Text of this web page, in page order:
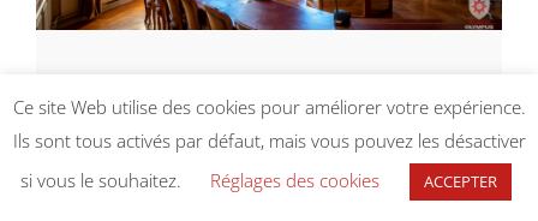
[ ]
Conseil municipal du 27 mars
2025
Ce site Web utilise des cookies pour améliorer votre expérience.
Ils sont tous activés par défaut, mais vous pouvez les désactiver
si vous le souhaitez.
Réglages des cookies ACCEPTER